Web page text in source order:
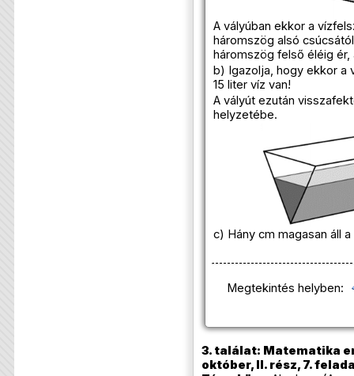
A vályúban ekkor a
háromszög alsó
háromszög felső éléig ér,
b) Igazolja, hogy ekkor a
15 liter víz van!
A vályút ezután
helyzetébe.
c) Hány cm magasan áll
Megtekintés helyben:
3. találat: Matematika
október, II. rész, 7.